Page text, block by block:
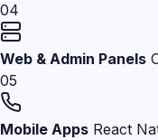
04
Web & Admin Panels
05
Mobile Apps React